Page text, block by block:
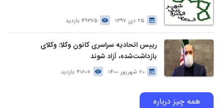
25 دی 1397 49365 بازدید
رییس اتحادیه سراسری کانون وکلا: وکلای
بازداشت‌شده، آزاد شوند
20 شهریور 1400 41607 بازدید
همه چیز درباره